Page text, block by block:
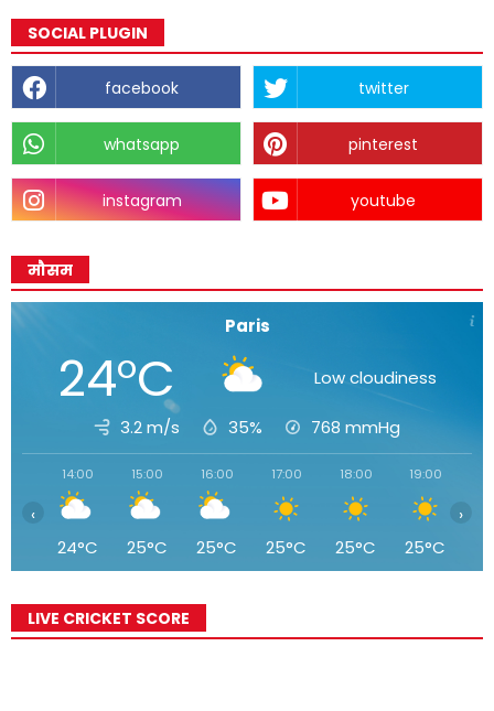
SOCIAL PLUGIN
facebook twitter
whatsapp pinterest
instagram youtube
मौसम
Paris
24°C Low cloudiness
3.2 m/s 35% 768mmHg
14:00
24°C
15:00
25°C
16:00
25°C
17:00
25°C
18:00
25°C
19:00
25°C
‹ ›
LIVE CRICKET SCORE